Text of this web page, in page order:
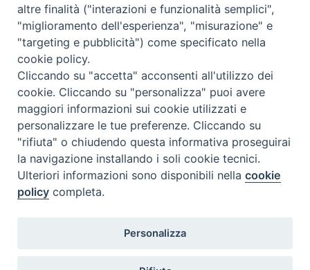
Seminario Vescovile di Treviso
p.tta Benedetto XI, 2
31100 Treviso
Tel. 0422 324835
segreteria@itigt.it
Orario di segreteria
lunedì 17.30-19.30
martedì 17.30-19.30
mercoledì 17.30-19.30
giovedì 17.30-19.30
altre finalità ("interazioni e funzionalità semplici",
"miglioramento dell'esperienza", "misurazione" e
"targeting e pubblicità") come specificato nella
cookie policy.
Cliccando su "accetta" acconsenti all'utilizzo dei
cookie. Cliccando su "personalizza" puoi avere
maggiori informazioni sui cookie utilizzati e
personalizzare le tue preferenze. Cliccando su
"rifiuta" o chiudendo questa informativa proseguirai
la navigazione installando i soli cookie tecnici.
Ulteriori informazioni sono disponibili nellacookie
policy completa.
Personalizza